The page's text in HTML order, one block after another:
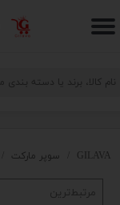
حساب کاربری من
GILAVA سوپر مارکت
مرتبط‌ترین